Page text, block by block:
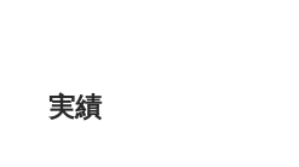
実績